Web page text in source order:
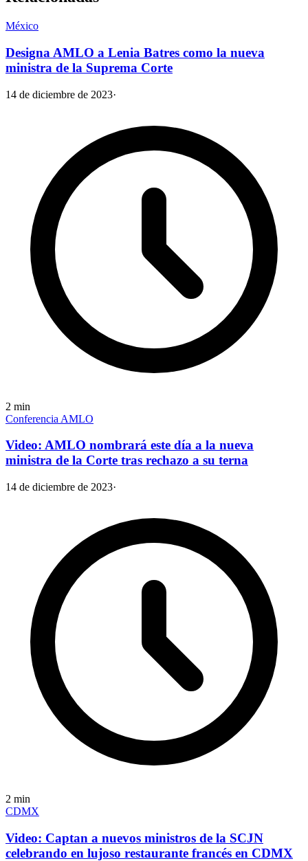
México
Designa AMLO a Lenia Batres como la nueva
ministra de la Suprema Corte
14 de diciembre de 2023·
2 min
Conferencia AMLO
Video: AMLO nombrará este día a la nueva
ministra de la Corte tras rechazo a su terna
14 de diciembre de 2023·
2 min
CDMX
Video: Captan a nuevos ministros de la SCJN
celebrando en lujoso restaurante francés en CDMX